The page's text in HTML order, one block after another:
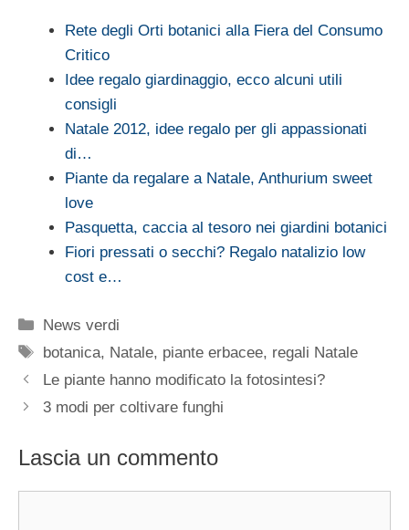
Rete degli Orti botanici alla Fiera del Consumo
Critico
Idee regalo giardinaggio, ecco alcuni utili
consigli
Natale 2012, idee regalo per gli appassionati
di…
Piante da regalare a Natale, Anthurium sweet
love
Pasquetta, caccia al tesoro nei giardini botanici
Fiori pressati o secchi? Regalo natalizio low
cost e…
Categorie
News verdi
Tag
botanica, Natale, piante erbacee, regali Natale
Le piante hanno modificato la fotosintesi?
3 modi per coltivare funghi
Lascia un commento